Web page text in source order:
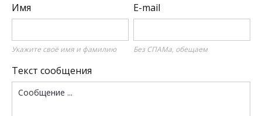
Имя
Укажите своё имя и фамилию
E-mail
Без СПАМа, обещаем
Текст сообщения